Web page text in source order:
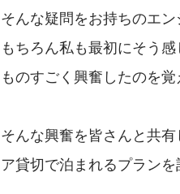
そんな疑問をお持ちのエン
もちろん私も最初にそう
ものすごく興奮したのを覚
そんな興奮を皆さんと共
ア貸切で泊まれるプラン